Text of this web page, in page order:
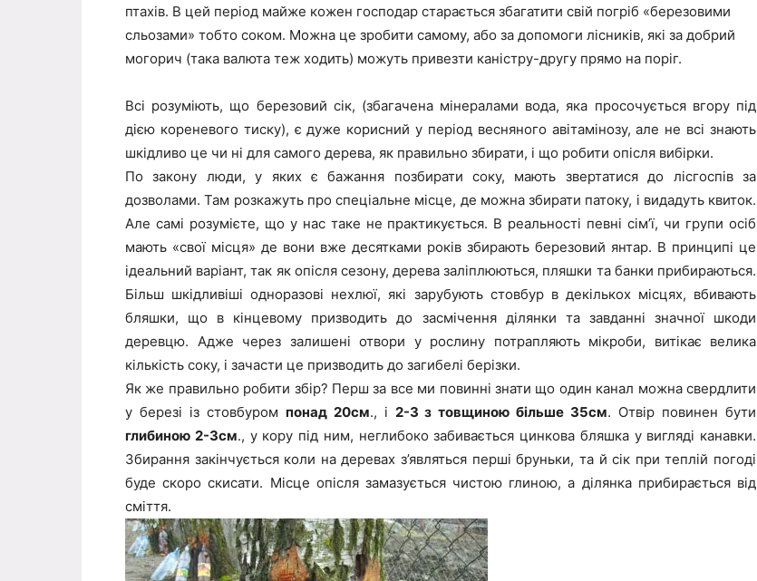
птахів. В цей період майже кожен господар старається збагатити свій погріб «березовими
сльозами» тобто соком. Можна це зробити самому, або за допомоги лісників, які за добрий
могорич (така валюта теж ходить) можуть привезти каністру-другу прямо на поріг.
Всі розуміють, що березовий сік, (збагачена мінералами вода, яка просочується вгору під
дією кореневого тиску), є дуже корисний у період весняного авітамінозу, але не всі знають
шкідливо це чи ні для самого дерева, як правильно збирати, і що робити опісля вибірки.
По закону люди, у яких є бажання позбирати соку, мають звертатися до лісгоспів за
дозволами. Там розкажуть про спеціальне місце, де можна збирати патоку, і видадуть квиток.
Але самі розумієте, що у нас таке не практикується. В реальності певні сім’ї, чи групи осіб
мають «свої місця» де вони вже десятками років збирають березовий янтар. В принципі це
ідеальний варіант, так як опісля сезону, дерева заліплюються, пляшки та банки прибираються.
Більш шкідливіші одноразові нехлюї, які зарубують стовбур в декількох місцях, вбивають
бляшки, що в кінцевому призводить до засмічення ділянки та завданні значної шкоди
деревцю. Адже через залишені отвори у рослину потрапляють мікроби, витікає велика
кількість соку, і зачасти це призводить до загибелі берізки.
Як же правильно робити збір? Перш за все ми повинні знати що один канал можна свердлити
у березі із стовбуром понад 20см., і 2-3 з товщиною більше 35см. Отвір повинен бути
глибиною 2-3см., у кору під ним, неглибоко забивається цинкова бляшка у вигляді канавки.
Збирання закінчується коли на деревах з’являться перші бруньки, та й сік при теплій погоді
буде скоро скисати. Місце опісля замазується чистою глиною, а ділянка прибирається від
сміття.